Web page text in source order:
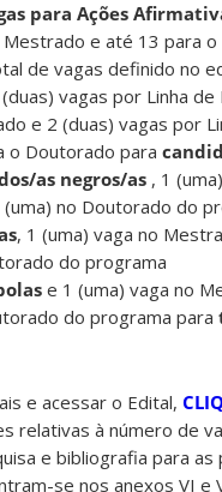
para Ações
e até 13 para o
de vagas definido no
vagas por Linha de
e 2 (duas) vagas por
o Doutorado para
as negros/as , 1
no Doutorado do
, 1 (uma) vaga no
do programa
e 1 (uma) vaga no
do programa para
e acessar o Edital,
relativas à número de
e bibliografia para as
se nos anexos VI e